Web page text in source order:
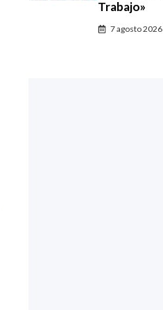
Trabajo»
7 agosto 2026